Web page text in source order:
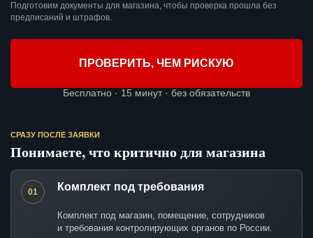
Подготовим документы для магазина, чтобы проверка прошла без
предписаний и штрафов.
ПРОВЕРИТЬ, ЧЕМ РИСКУЮ
Бесплатно · 15 минут · без обязательств
СРАЗУ ПОСЛЕ ЗАЯВКИ
Понимаете, что критично для магазина
01 Комплект под требования
Комплект под магазин, помещение, сотрудников
и требования контролирующих органов по России.